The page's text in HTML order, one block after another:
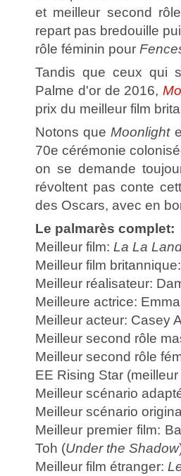
et meilleur second
repart pas bredouille
rôle féminin pour
Tandis que ceux qui
Palme d'or de 2016,
prix du meilleur film
Notons queMoonlight
70e cérémonie
on se demande
révoltent pas conte
des Oscars, avec en
Le palmarès complet:
Meilleur film: La La
Meilleur film britannique:
Meilleur réalisateur:
Meilleure actrice:
Meilleur acteur: Casey
Meilleur second rôle
Meilleur second rôle
EE Rising Star
Meilleur scénario
Meilleur scénario
Meilleur premier film:
Toh (Under the Shadow
Meilleur film étranger: